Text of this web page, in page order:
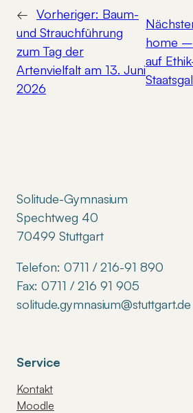
← Vorheriger: Baum-
und Strauchführung
zum Tag der
Artenvielfalt am 13. Juni
2026
home –
auf
Solitude-Gymnasium
Spechtweg 40
70499 Stuttgart
Telefon: 0711 / 216-91 890
Fax: 0711 / 216 91 905
solitude.gymnasium@stuttgart.de
Service
Kontakt
Moodle